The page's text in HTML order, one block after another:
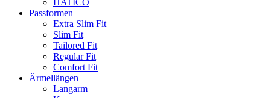
HATICO
Passformen
Extra Slim Fit
Slim Fit
Tailored Fit
Regular Fit
Comfort Fit
Ärmellängen
Langarm